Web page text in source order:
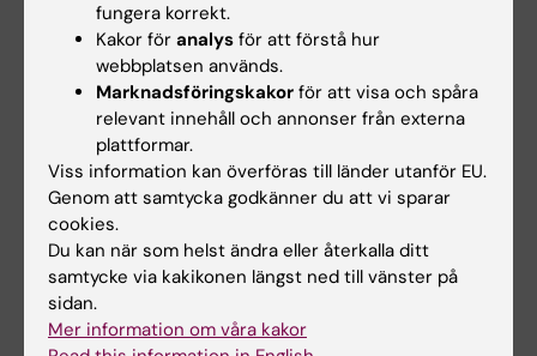
Kursanalys VT25 2DS012 Campus (PDF, 846.29
Kursanalys VT25 2DS012 Distans
(PDF, 833.87
KB)
Kursanalys 2DS012 Campus HT24
KB)
Kursanalys 2DS011 Distans HT24
KB)
fungera korrekt.
Kakor för analys för att förstå hur
webbplatsen används.
Marknadsföringskakor för att visa och spåra
relevant innehåll och annonser från externa
plattformar.
Viss information kan överföras till länder utanför EU.
Genom att samtycka godkänner du att vi sparar
cookies.
Du kan när som helst ändra eller återkalla ditt
samtycke via kakikonen längst ned till vänster på
sidan.
Mer information om våra kakor